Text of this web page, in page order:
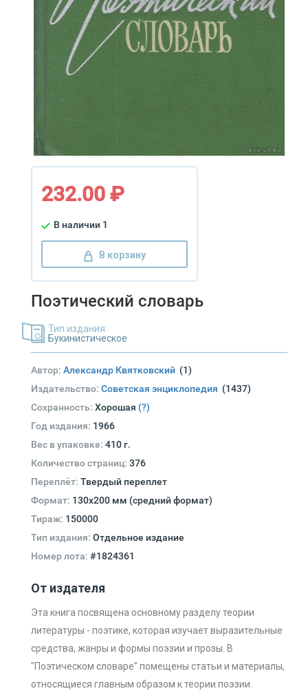
232.00 ₽
В наличии 1
В корзину
Поэтический словарь
Тип издания:
Букинистическое
Автор: Александр Квятковский (1)
Издательство: Советская энциклопедия (1437)
Сохранность: Хорошая (?)
Год издания: 1966
Вес в упаковке: 410 г.
Количество страниц: 376
Переплёт: Твердый переплет
Формат: 130х200 мм (средний формат)
Тираж: 150000
Тип издания: Отдельное издание
Номер лота: #1824361
От издателя
Эта книга посвящена основному разделу теории
литературы - поэтике, которая изучает выразительные
средства, жанры и формы поэзии и прозы. В
"Поэтическом словаре" помещены статьи и материалы,
относящиеся главным образом к теории поэзии.